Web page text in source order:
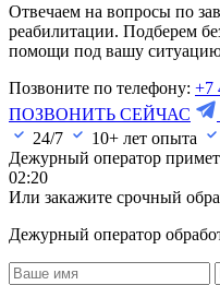
Отвечаем на вопросы по
реабилитации. Подберем
помощи под вашу
Позвоните по телефону: +7
ПОЗВОНИТЬ СЕЙЧАС
24/7
10+ лет опыта
Дежурный оператор примет
02:20
Или закажите срочный
Дежурный оператор